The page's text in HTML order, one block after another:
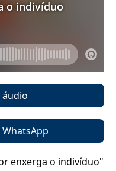
enxerga o indivíduo"